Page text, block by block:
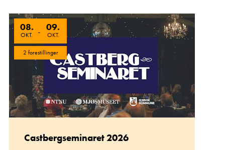
08.
OKT. - 09.
OKT.
2 forestillinger
Castbergseminaret 2026